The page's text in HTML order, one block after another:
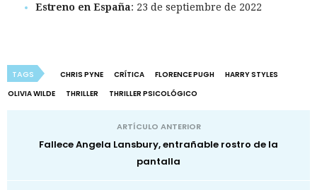
Estreno en España: 23 de septiembre de 2022
TAGS CHRIS PYNE CRÍTICA FLORENCE PUGH
HARRY STYLES
OLIVIA WILDE
THRILLER THRILLER PSICOLÓGICO
ARTÍCULO ANTERIOR
Fallece Angela Lansbury, entrañable rostro de la
pantalla